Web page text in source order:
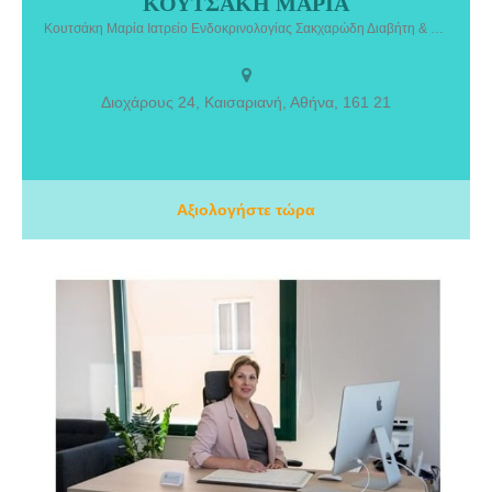
Κουτσάκη Μαρία είναι ενδοκρινολόγος με μεταπτυχιακές σπουδές σε
εξέλιξη στη Γυναικεία Αναπαραγωγή στο Εθνικό και Καποδιστριακό
Νοσοκομείο Παίδων “Αγία Σοφία” Ειδικότητα Ενδοκρινολογίας,
Χειρουργικής, Δεύτερο Πανεπιστήμιο Σπουδών, Νάπολη.
Διοχάρους 24, Καισαριανή, Αθήνα, 161 21
Αξιολογήστε τώρα